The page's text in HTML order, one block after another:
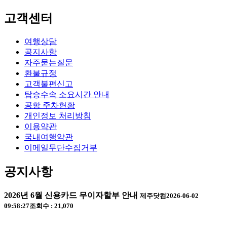
고객센터
여행상담
공지사항
자주묻는질문
환불규정
고객불편신고
탑승수속 소요시간 안내
공항 주차현황
개인정보 처리방침
이용약관
국내여행약관
이메일무단수집거부
공지사항
2026년 6월 신용카드 무이자할부 안내 제주닷컴 2026-06-02
09:58:27조회수 : 21,070